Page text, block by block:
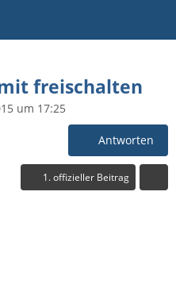
freischalten
um 17:25
Antworten
1. offizieller Beitrag